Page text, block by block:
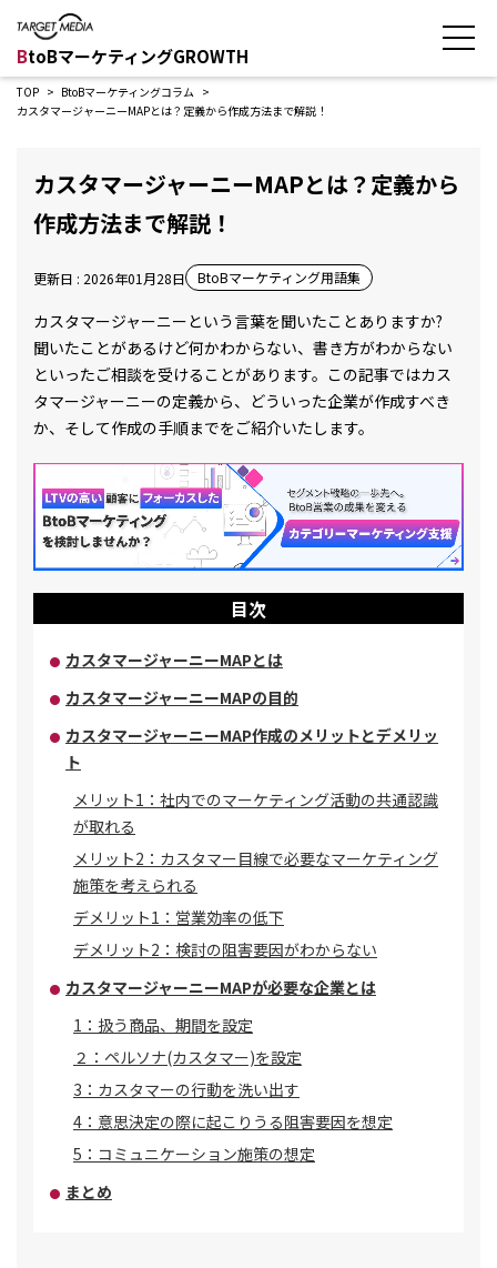
BtoBマーケティングGROWTH
TOP
BtoBマーケティングコラム
カスタマージャーニーMAPとは？定義から作成方法まで解説！
カスタマージャーニーMAPとは？定義から
作成方法まで解説！
更新日 : 2026年01月28日 BtoBマーケティング用語集
カスタマージャーニーという言葉を聞いたことありますか?
聞いたことがあるけど何かわからない、書き方がわからない
といったご相談を受けることがあります。この記事ではカス
タマージャーニーの定義から、どういった企業が作成すべき
か、そして作成の手順までをご紹介いたします。
目次
カスタマージャーニーMAPとは
カスタマージャーニーMAPの目的
カスタマージャーニーMAP作成のメリットとデメリッ
ト
メリット1：社内でのマーケティング活動の共通認識
が取れる
メリット2：カスタマー目線で必要なマーケティング
施策を考えられる
デメリット1：営業効率の低下
デメリット2：検討の阻害要因がわからない
カスタマージャーニーMAPが必要な企業とは
1：扱う商品、期間を設定
２：ペルソナ(カスタマー)を設定
3：カスタマーの行動を洗い出す
4：意思決定の際に起こりうる阻害要因を想定
5：コミュニケーション施策の想定
まとめ